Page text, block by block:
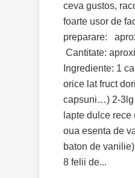
ceva gustos,
foarte usor de
preparare:
Cantitate:
Ingrediente: 1
orice lat fruct
capsuni…) 2-3lg
lapte dulce rece
oua esenta de
baton de
8 felii de...